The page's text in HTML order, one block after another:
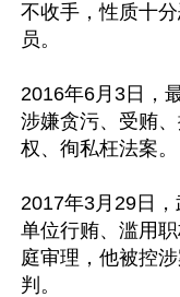
不收手，性质十
员。
2016年6月3日，
涉嫌贪污、受贿
权、徇私枉法案。
2017年3月29日，
单位行贿、滥用
庭审理，他被控
判。